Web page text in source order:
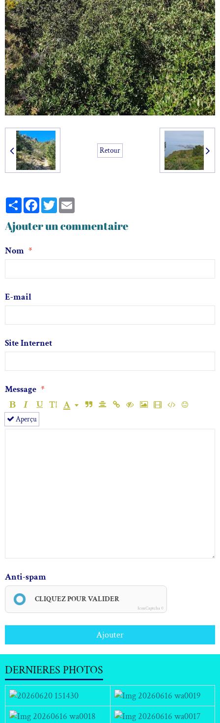
Retour
PartagerFacebook
Twitter
Ajouter un commentaire
Nom
E-mail
Site Internet
Message
Aperçu
Anti-spam
CLIQUEZ POUR VALIDER
IconCaptcha ©
Ajouter
DERNIERES PHOTOS